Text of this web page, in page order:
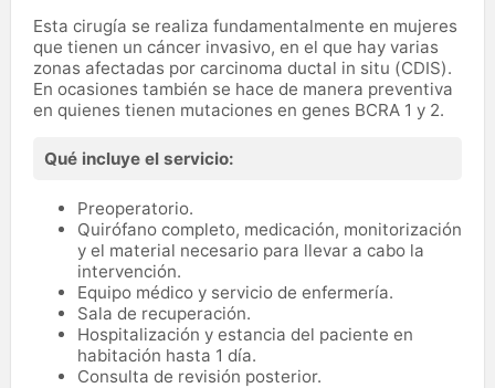
Esta cirugía se realiza fundamentalmente en mujeres
que tienen un cáncer invasivo, en el que hay varias
zonas afectadas por carcinoma ductal in situ (CDIS).
En ocasiones también se hace de manera preventiva
en quienes tienen mutaciones en genes BCRA 1 y 2.
Qué incluye el servicio:
Preoperatorio.
Quirófano completo, medicación, monitorización
y el material necesario para llevar a cabo la
intervención.
Equipo médico y servicio de enfermería.
Sala de recuperación.
Hospitalización y estancia del paciente en
habitación hasta 1 día.
Consulta de revisión posterior.